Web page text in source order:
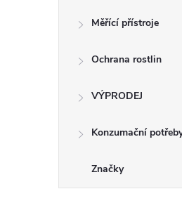
Měřící přístroje
Ochrana rostlin
VÝPRODEJ
Konzumační
Značky